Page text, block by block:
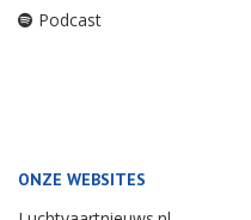
Podcast
ONZE WEBSITES